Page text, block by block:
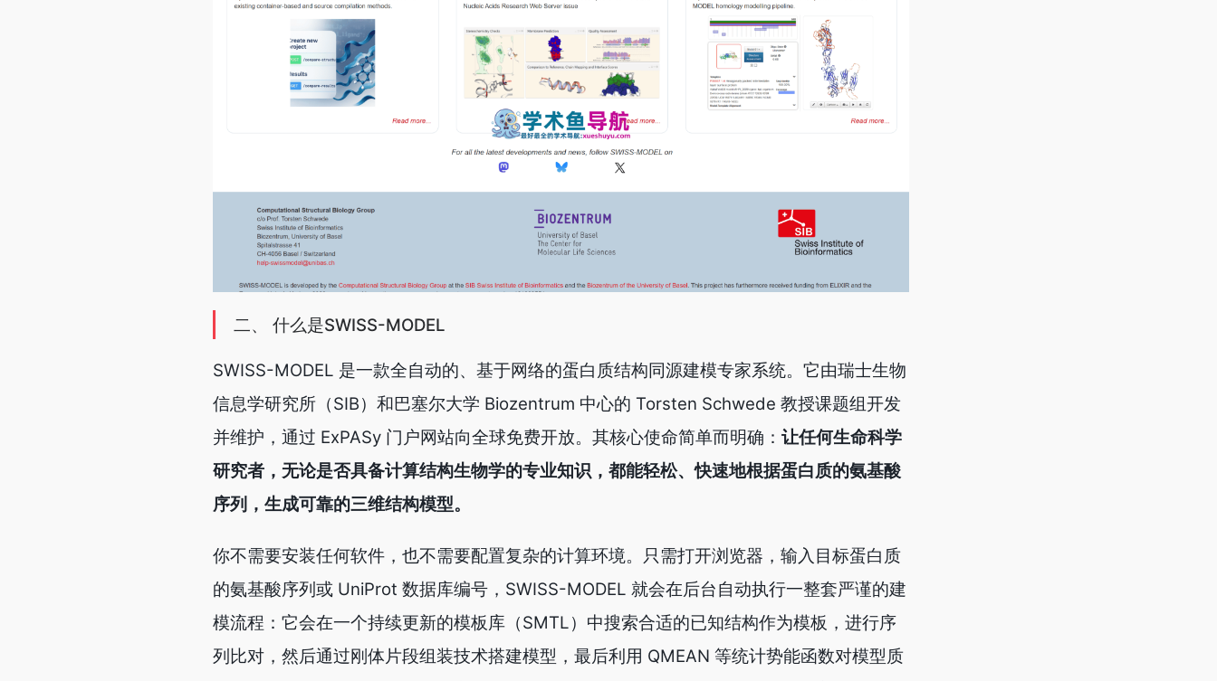
二、 什么是SWISS-MODEL
SWISS-MODEL 是一款全自动的、基于网络的蛋白质结构同源建模专家系统。它由瑞士生物
信息学研究所（SIB）和巴塞尔大学 Biozentrum 中心的 Torsten Schwede 教授课题组开发
并维护，通过 ExPASy 门户网站向全球免费开放。其核心使命简单而明确： 让任何生命科学
研究者，无论是否具备计算结构生物学的专业知识，都能轻松、快速地根据蛋白质的氨基酸
序列，生成可靠的三维结构模型。
你不需要安装任何软件，也不需要配置复杂的计算环境。只需打开浏览器，输入目标蛋白质
的氨基酸序列或 UniProt 数据库编号，SWISS-MODEL 就会在后台自动执行一整套严谨的建
模流程：它会在一个持续更新的模板库（SMTL）中搜索合适的已知结构作为模板，进行序
列比对，然后通过刚体片段组装技术搭建模型，最后利用 QMEAN 等统计势能函数对模型质